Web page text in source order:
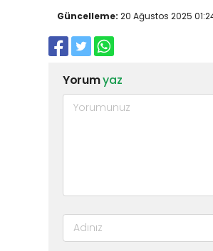
Güncelleme: 20 Ağustos 2025
Yorumyaz